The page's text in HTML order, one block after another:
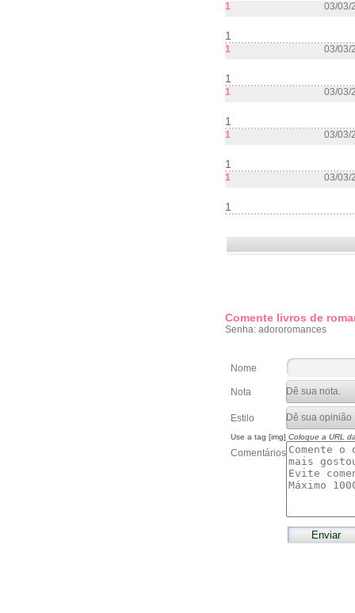
1 03/03/
1
1 03/03/
1
1 03/03/
1
1 03/03/
1
1 03/03/
1
Comente livros de
Senha: adororomances
Nome
Nota
Estilo
Use a tag [img] Coloque a URL
Comentários